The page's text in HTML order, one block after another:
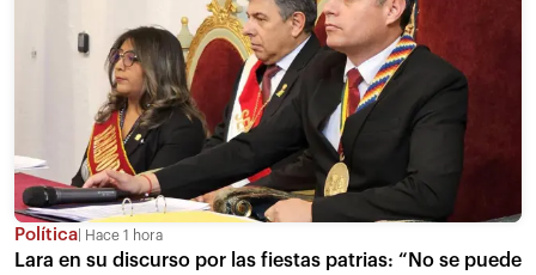
Política Hace 1 hora
Lara en su discurso por las fiestas patrias: “No se puede